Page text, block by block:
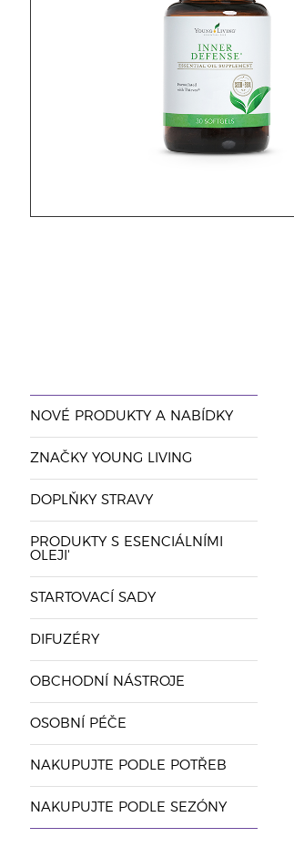
NOVÉ PRODUKTY A NABÍDKY
ZNAČKY YOUNG LIVING
DOPLŇKY STRAVY
PRODUKTY S ESENCIÁLNÍMI
OLEJI'
STARTOVACÍ SADY
DIFUZÉRY
OBCHODNÍ NÁSTROJE
OSOBNÍ PÉČE
NAKUPUJTE PODLE POTŘEB
NAKUPUJTE PODLE SEZÓNY